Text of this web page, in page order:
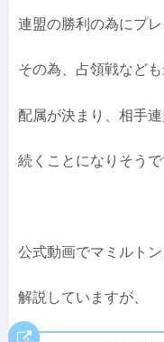
連盟の勝利の為にプ
その為、占領戦など
配属が決まり、相手
続くことになりそうで
公式動画でマミルト
解説していますが、